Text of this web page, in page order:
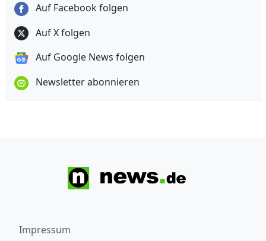
Auf Facebook folgen
Auf X folgen
Auf Google News folgen
Newsletter abonnieren
Impressum